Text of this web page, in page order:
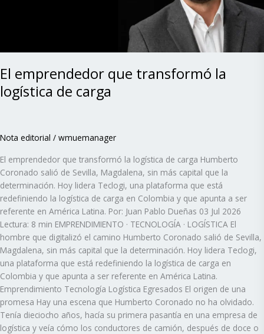
El emprendedor que transformó la
logística de carga
Nota editorial / wmuemanager
El emprendedor que transformó la logística de carga Humberto
Coronado salió de Sevilla, Magdalena, sin más capital que la
determinación. Hoy lidera Teclogi, una plataforma que está
redefiniendo la logística de carga en Colombia y que apunta a ser
referente en América Latina. Por: Juan Pablo Dueñas 03 Jul 2026
Lectura: 8 min EMPRENDIMIENTO · TECNOLOGÍA · LOGÍSTICA El
hombre que digitalizó el camino Humberto Coronado salió de Sevilla,
Magdalena, sin más capital que la determinación. Hoy lidera Teclogi,
una plataforma que está redefiniendo la logística de carga en
Colombia y que apunta a ser referente en América Latina.
Emprendimiento Tecnología Logística Egresados El origen de una
promesa Hay una escena que Humberto Coronado no ha olvidado.
Tenía dieciocho años, hacía su primera pasantía en una empresa de
logística y veía cómo los conductores de camión, después de doce o